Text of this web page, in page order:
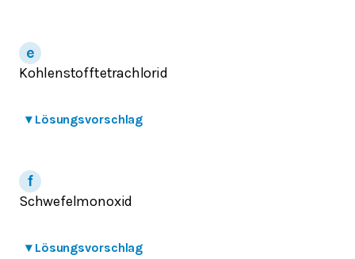
Kohlenstofftetrachlorid
▾ Lösungsvorschlag
Schwefelmonoxid
▾ Lösungsvorschlag